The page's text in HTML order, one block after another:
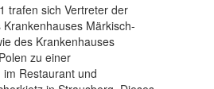
trafen sich Vertreter der
Märkisch-
des Krankenhauses
zu einer
Restaurant und